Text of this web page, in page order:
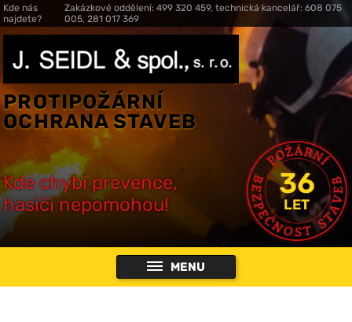
Kde nás
najdete?
Zakázkové oddělení: 499 320 459, technická kancelář: 608 075
005, 281 017 369
PROTIPOŽÁRNÍ
OCHRANA STAVEB
Kde chybí prevence,
hasiči nepomohou!
36
LET
MENU